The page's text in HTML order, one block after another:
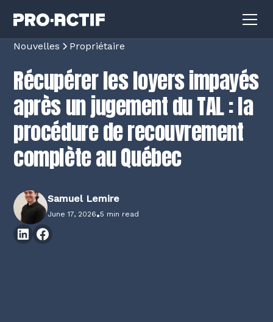
Nouvelles Propriétaire
Récupérer les loyers impayés
après un jugement du TAL : la
procédure de recouvrement
complète au Québec
Samuel Lemire
June 17, 2026•5 min read